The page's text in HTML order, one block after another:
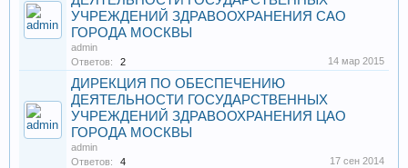
УЧРЕЖДЕНИЙ ЗДРАВООХРАНЕНИЯ САО
ГОРОДА МОСКВЫ
admin
Ответов:
2 14 мар 2015
ДИРЕКЦИЯ ПО ОБЕСПЕЧЕНИЮ
ДЕЯТЕЛЬНОСТИ ГОСУДАРСТВЕННЫХ
УЧРЕЖДЕНИЙ ЗДРАВООХРАНЕНИЯ ЦАО
ГОРОДА МОСКВЫ
admin
Ответов:
4 17 сен 2014